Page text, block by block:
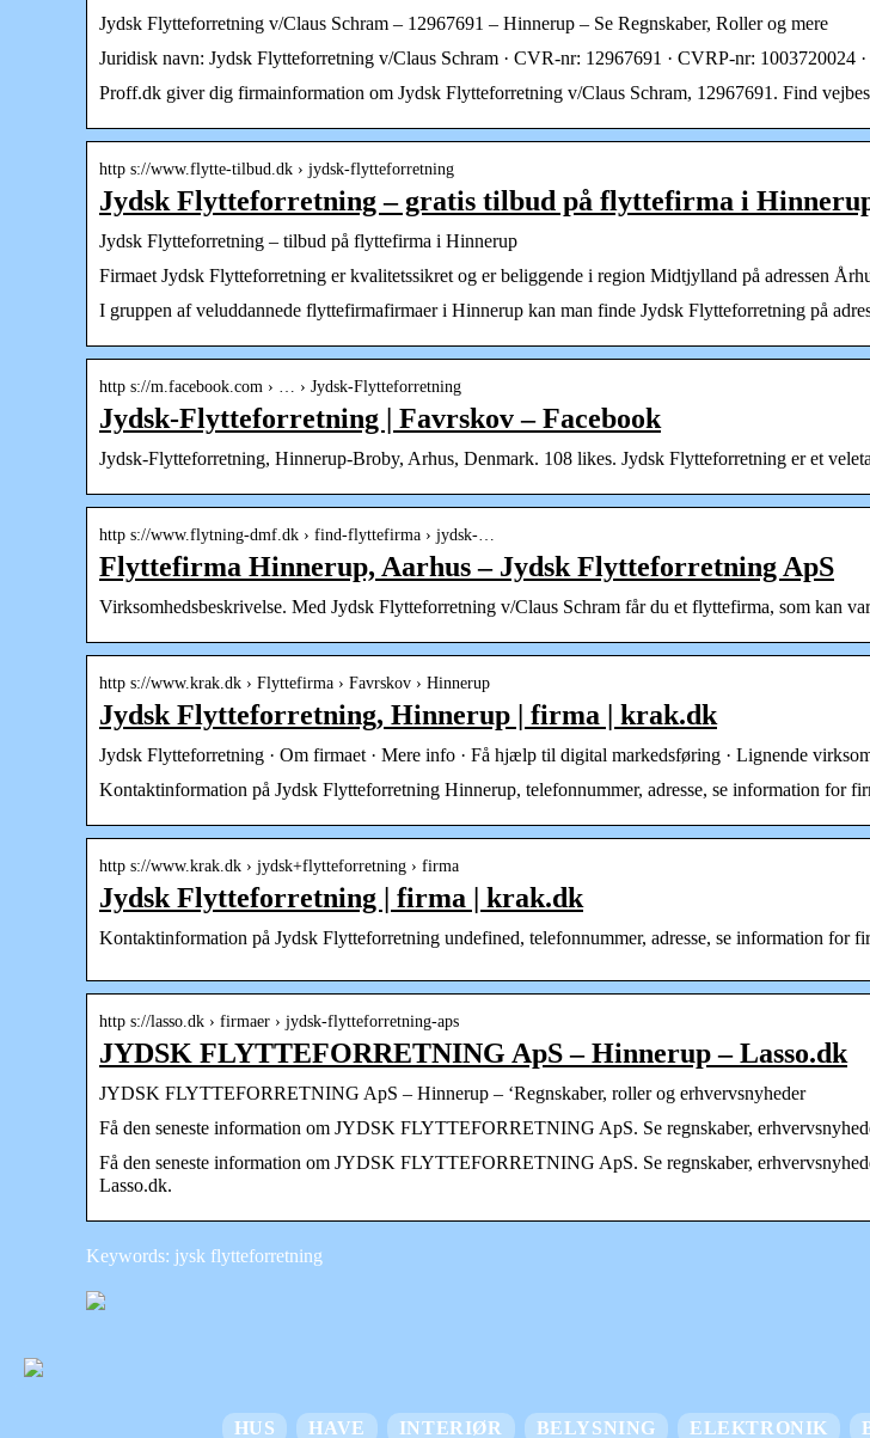
Jydsk Flytteforretning v/Claus Schram – 12967691 – Hinnerup – Se Regnskaber, Roller og mere
Juridisk navn: Jydsk Flytteforretning v/Claus Schram · CVR-nr: 12967691 · CVRP-nr:
Proff.dk giver dig firmainformation om Jydsk Flytteforretning v/Claus Schram, 12967691. Find
http s://www.flytte-tilbud.dk › jydsk-flytteforretning
Jydsk Flytteforretning – gratis tilbud på flyttefirma i
Jydsk Flytteforretning – tilbud på flyttefirma i Hinnerup
Firmaet Jydsk Flytteforretning er kvalitetssikret og er beliggende i region Midtjylland på adressen
I gruppen af veluddannede flyttefirmafirmaer i Hinnerup kan man finde Jydsk Flytteforretning på
http s://m.facebook.com › … › Jydsk-Flytteforretning
Jydsk-Flytteforretning | Favrskov – Facebook
Jydsk-Flytteforretning, Hinnerup-Broby, Arhus, Denmark. 108 likes. Jydsk Flytteforretning er et
http s://www.flytning-dmf.dk › find-flyttefirma › jydsk-…
Flyttefirma Hinnerup, Aarhus – Jydsk Flytteforretning ApS
Virksomhedsbeskrivelse. Med Jydsk Flytteforretning v/Claus Schram får du et flyttefirma, som kan
http s://www.krak.dk › Flyttefirma › Favrskov › Hinnerup
Jydsk Flytteforretning, Hinnerup | firma | krak.dk
Jydsk Flytteforretning · Om firmaet · Mere info · Få hjælp til digital markedsføring · Lignende
Kontaktinformation på Jydsk Flytteforretning Hinnerup, telefonnummer, adresse, se information for
http s://www.krak.dk › jydsk+flytteforretning › firma
Jydsk Flytteforretning | firma | krak.dk
Kontaktinformation på Jydsk Flytteforretning undefined, telefonnummer, adresse, se information for
http s://lasso.dk › firmaer › jydsk-flytteforretning-aps
JYDSK FLYTTEFORRETNING ApS – Hinnerup – Lasso.dk
JYDSK FLYTTEFORRETNING ApS – Hinnerup – ‘Regnskaber, roller og erhvervsnyheder
Få den seneste information om JYDSK FLYTTEFORRETNING ApS. Se regnskaber,
Få den seneste information om JYDSK FLYTTEFORRETNING ApS. Se regnskaber,
Lasso.dk.
Keywords: jysk flytteforretning
HUS HAVE INTERIØR BELYSNING ELEKTRONIK